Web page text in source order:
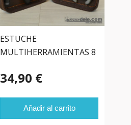
ESTUCHE
MULTIHERRAMIENTAS 8
34,90 €
Añadir al carrito